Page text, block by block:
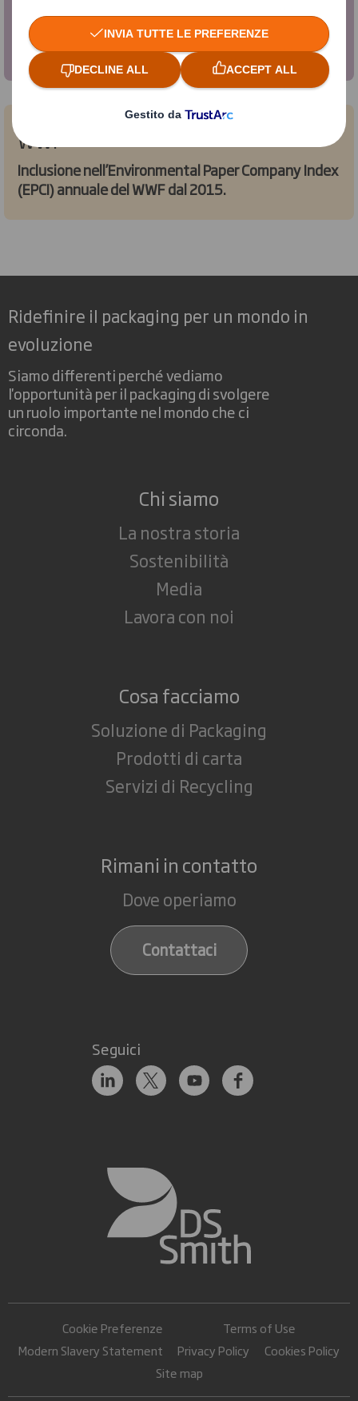
Partecipazione alla valutazione annuale di
Sustainalytics ESG (rating attuale 13.1 'Rischio
basso')
WWF
Inclusione nell’Environmental Paper Company Index
(EPCI) annuale del WWF dal 2015.
Ridefinire il packaging per un mondo in
evoluzione
Siamo differenti perché vediamo
l'opportunità per il packaging di svolgere
un ruolo importante nel mondo che ci
circonda.
Chi siamo
La nostra storia
Sostenibilità
Media
Lavora con noi
Cosa facciamo
Soluzione di Packaging
Prodotti di carta
Servizi di Recycling
Rimani in contatto
Dove operiamo
Contattaci
Seguici
Cookie Preferenze
Terms of Use
Modern Slavery Statement
Privacy Policy
Cookies Policy
Site map